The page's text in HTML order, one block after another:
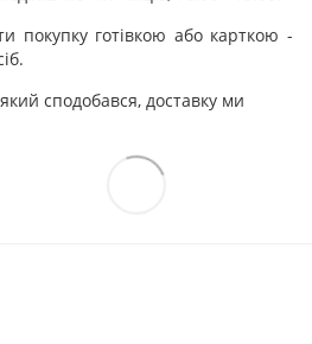
покупку готівкою або карткою -
сподобався, доставку ми